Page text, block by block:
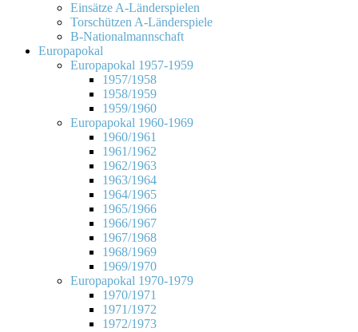
Einsätze A-Länderspielen
Torschützen A-Länderspiele
B-Nationalmannschaft
Europapokal
Europapokal 1957-1959
1957/1958
1958/1959
1959/1960
Europapokal 1960-1969
1960/1961
1961/1962
1962/1963
1963/1964
1964/1965
1965/1966
1966/1967
1967/1968
1968/1969
1969/1970
Europapokal 1970-1979
1970/1971
1971/1972
1972/1973